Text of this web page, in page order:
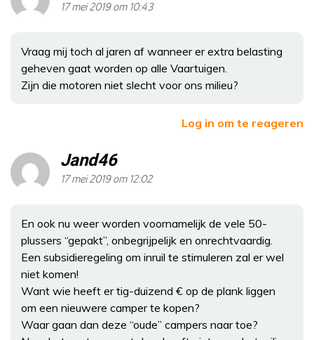
17 mei 2019 om 10:43
Vraag mij toch al jaren af wanneer er extra belasting
geheven gaat worden op alle Vaartuigen.
Zijn die motoren niet slecht voor ons milieu?
Log in om te reageren
Jand46
17 mei 2019 om 12:02
En ook nu weer worden voornamelijk de vele 50-
plussers “gepakt”, onbegrijpelijk en onrechtvaardig.
Een subsidieregeling om inruil te stimuleren zal er wel
niet komen!
Want wie heeft er tig-duizend € op de plank liggen
om een nieuwere camper te kopen?
Waar gaan dan deze “oude” campers naar toe?